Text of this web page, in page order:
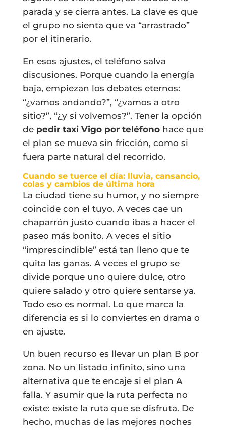
parada y se cierra antes. La clave es que
el grupo no sienta que va “arrastrado”
por el itinerario.
En esos ajustes, el teléfono salva
discusiones. Porque cuando la energía
baja, empiezan los debates eternos:
“¿vamos andando?”, “¿vamos a otro
sitio?”, “¿y si volvemos?”. Tener la opción
de pedir taxi Vigo por teléfonohace que
el plan se mueva sin fricción, como si
fuera parte natural del recorrido.
Cuando se tuerce el día: lluvia, cansancio,
colas y cambios de última hora
La ciudad tiene su humor, y no siempre
coincide con el tuyo. A veces cae un
chaparrón justo cuando ibas a hacer el
paseo más bonito. A veces el sitio
“imprescindible” está tan lleno que te
quita las ganas. A veces el grupo se
divide porque uno quiere dulce, otro
quiere salado y otro quiere sentarse ya.
Todo eso es normal. Lo que marca la
diferencia es si lo conviertes en drama o
en ajuste.
Un buen recurso es llevar un plan B por
zona. No un listado infinito, sino una
alternativa que te encaje si el plan A
falla. Y asumir que la ruta perfecta no
existe: existe la ruta que se disfruta. De
hecho, muchas de las mejores noches